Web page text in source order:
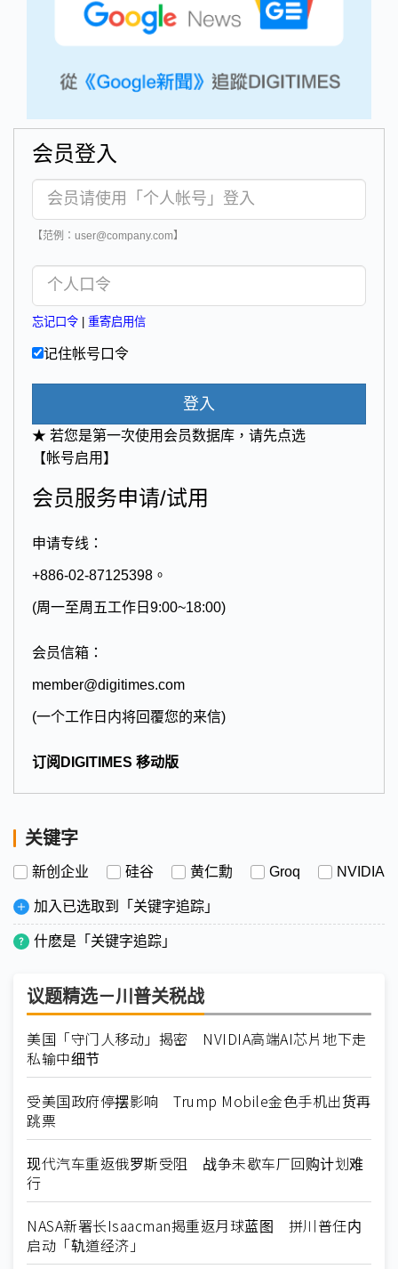
会员登入
【范例：user@company.com】
忘记口令 重寄启用信
记住帐号口令
登入
★ 若您是第一次使用会员数据库，请先点选
【帐号启用】
会员服务申请/试用
申请专线：
+886-02-87125398。
(周一至周五工作日9:00~18:00)
会员信箱：
member@digitimes.com
(一个工作日内将回覆您的来信)
订阅DIGITIMES 移动版
关键字
新创企业 硅谷 黄仁勳 Groq NVIDIA
加入已选取到「关键字追踪」
什麽是「关键字追踪」
议题精选－川普关税战
美国「守门人移动」揭密 NVIDIA高端AI芯片地下走
私输中细节
受美国政府停摆影响 Trump Mobile金色手机出货再
跳票
现代汽车重返俄罗斯受阻 战争未歇车厂回购计划难
行
NASA新署长Isaacman揭重返月球蓝图 拼川普任内
启动「轨道经济」